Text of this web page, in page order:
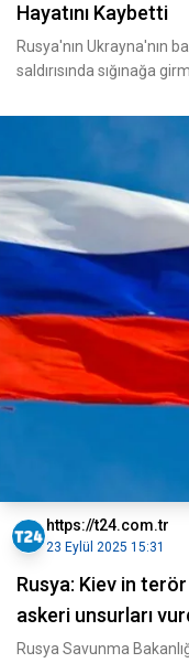
Hayatını Kaybetti
Rusya'nın Ukrayna'nın
saldırısında sığınağa
https://t24.com.tr
23 Eylül 2025 15:31
Rusya: Kiev in
askeri unsurları
Rusya Savunma